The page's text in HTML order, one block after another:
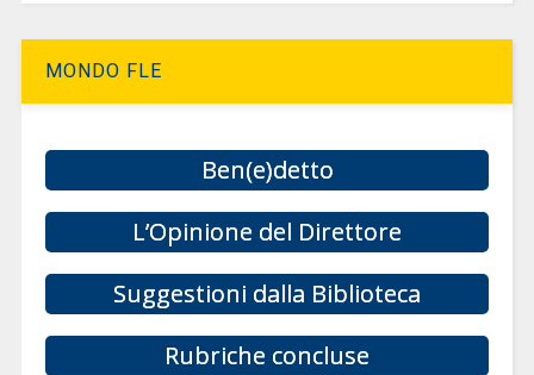
MONDO FLE
Ben(e)detto
L’Opinione del Direttore
Suggestioni dalla Biblioteca
Rubriche concluse